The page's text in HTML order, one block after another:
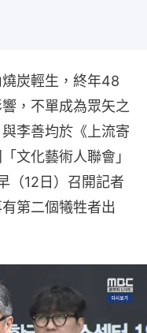
炭輕生，終年48
，不單成為眾矢之
李善均於《上流寄
文化藝術人聯會」
（12日）召開記者
第二個犧牲者出